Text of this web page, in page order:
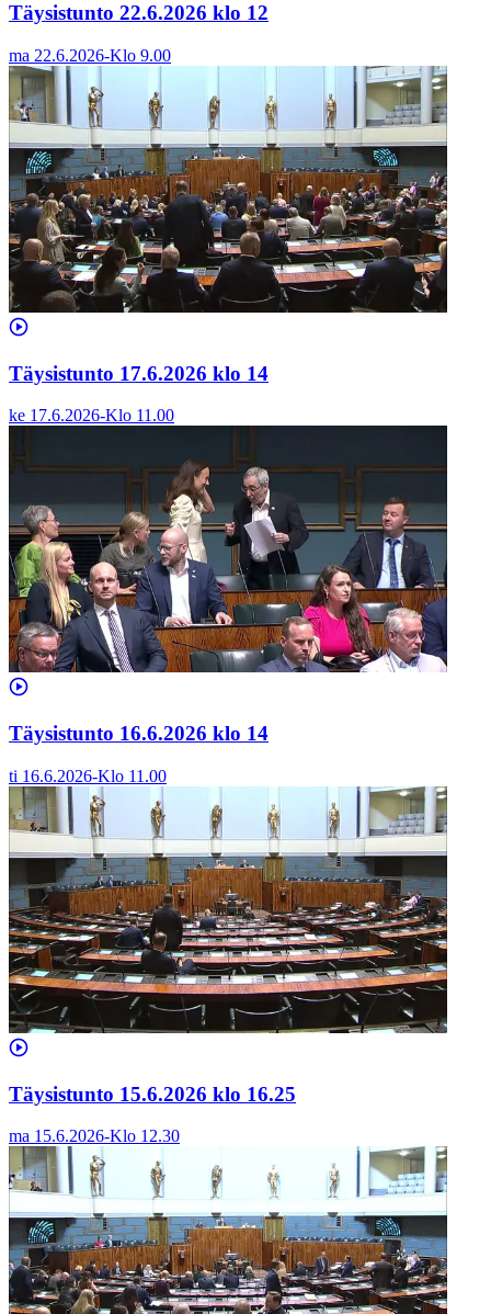
Täysistunto 22.6.2026 klo 12
ma 22.6.2026-Klo 9.00
Täysistunto 17.6.2026 klo 14
ke 17.6.2026-Klo 11.00
Täysistunto 16.6.2026 klo 14
ti 16.6.2026-Klo 11.00
Täysistunto 15.6.2026 klo 16.25
ma 15.6.2026-Klo 12.30